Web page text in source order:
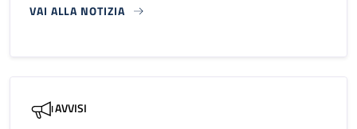
VAI ALLA NOTIZIA
AVVISI